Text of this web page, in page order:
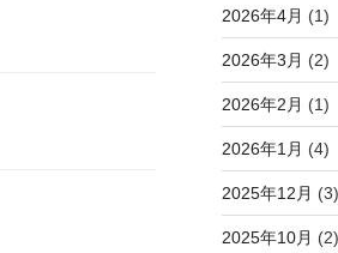
2026年4月 (1)
2026年3月 (2)
2026年2月 (1)
2026年1月 (4)
2025年12月 (3)
2025年10月 (2)